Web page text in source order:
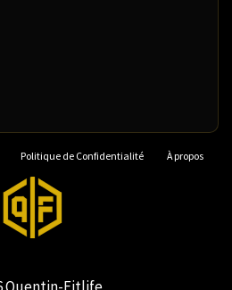
Politique de Confidentialité À propos